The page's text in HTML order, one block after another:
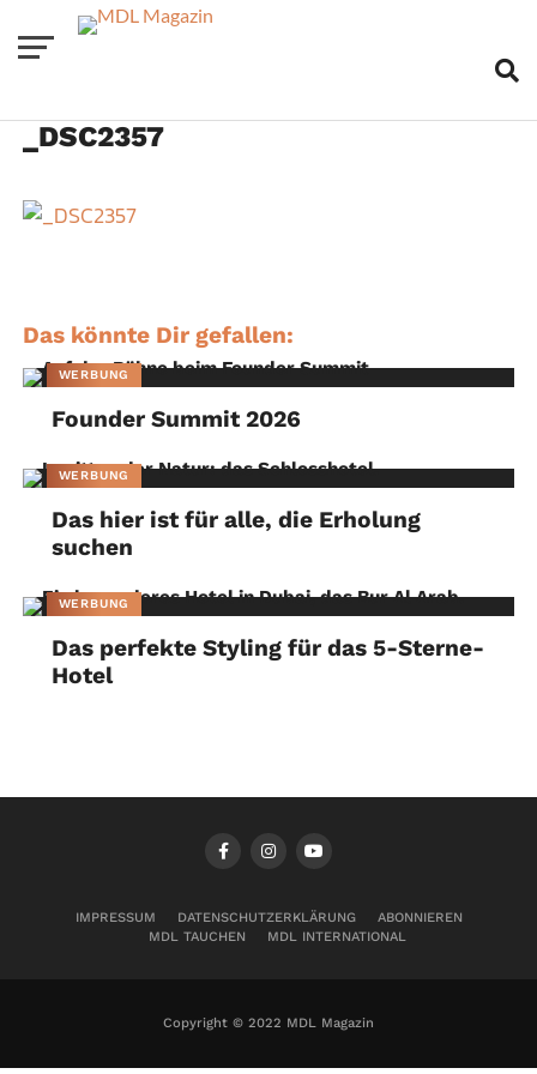
_DSC2357
Das könnte Dir gefallen:
WERBUNG
Founder Summit 2026
WERBUNG
Das hier ist für alle, die Erholung
suchen
WERBUNG
Das perfekte Styling für das 5-Sterne-
Hotel
IMPRESSUM DATENSCHUTZERKLÄRUNG
ABONNIEREN
MDL TAUCHEN
MDL INTERNATIONAL
Copyright © 2022 MDL Magazin